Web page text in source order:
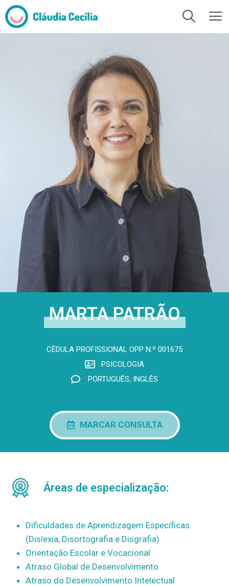
MARTA PATRÃO
CÉDULA PROFISSIONAL OPP N.º 001675​
PSICOLOGIA
PORTUGUÊS, INGLÊS
MARCAR CONSULTA
Áreas de especialização:
Dificuldades de Aprendizagem Específicas
(Dislexia, Disortografia e Disgrafia)
Orientação Escolar e Vocacional
Atraso Global de Desenvolvimento
Atraso do Desenvolvimento Intelectual